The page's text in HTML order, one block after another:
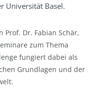
Universität Basel.
Prof. Dr. Fabian Schär,
zum Thema
fungiert dabei als
Grundlagen und der